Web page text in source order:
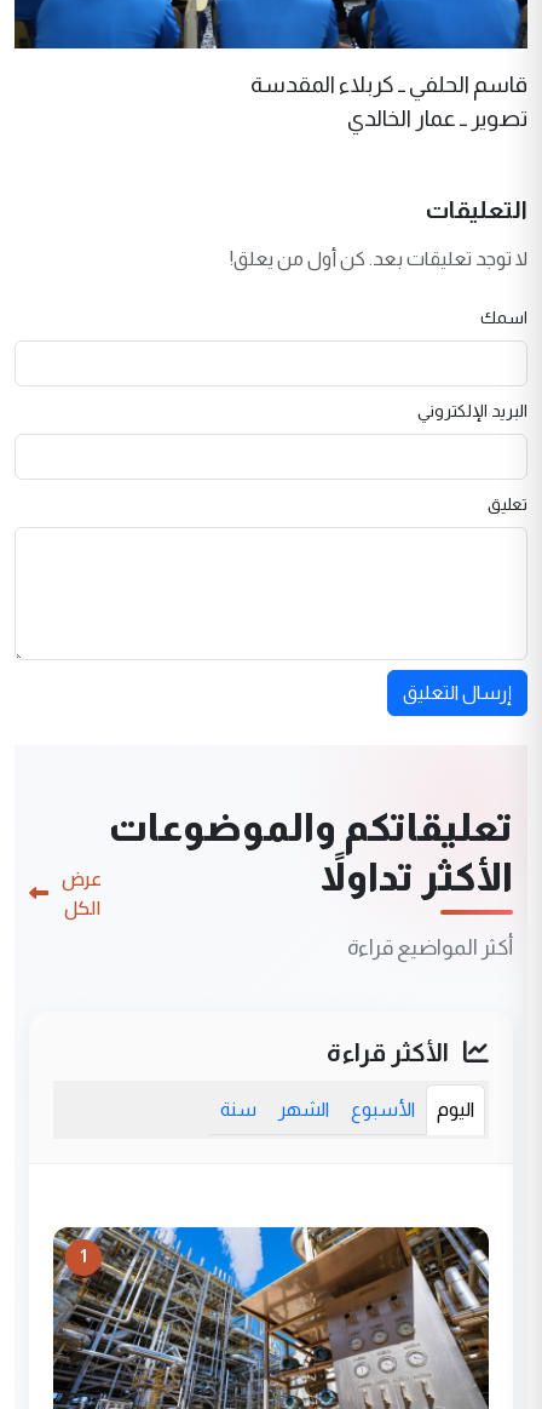
قاسم الحلفي ــ كربلاء المقدسة
تصوير ــ عمار الخالدي
التعليقات
لا توجد تعليقات بعد. كن أول من يعلق!
اسمك
البريد الإلكتروني
تعليق
إرسال التعليق
تعليقاتكم والموضوعات
الأكثر تداولاً
أكثر المواضيع قراءة
عرض
الكل
الأكثر قراءة
اليوم الأسبوع الشهر سنة
1